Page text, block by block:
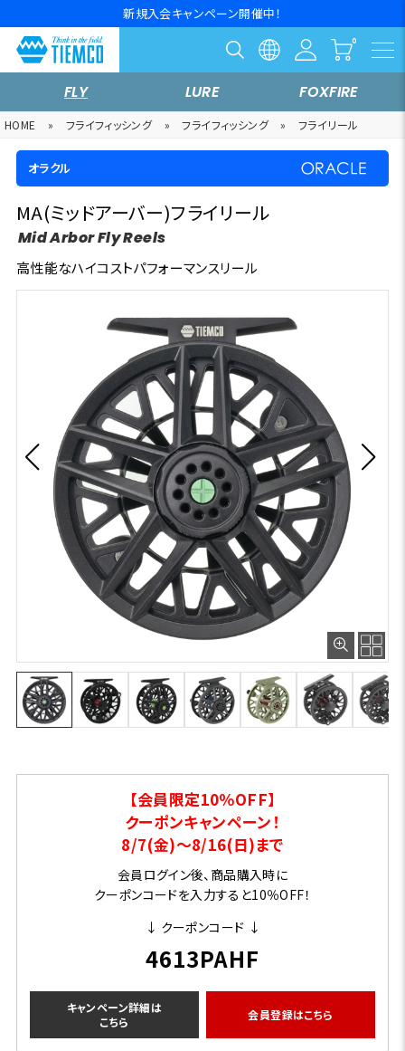
新規入会キャンペーン開催中！
FLY LURE FOXFIRE
HOME » フライフィッシング » フライフィッシング » フライリール
オラクル
MA(ミッドアーバー)フライリール
Mid Arbor Fly Reels
高性能なハイコストパフォーマンスリール
【会員限定10％OFF】
クーポンキャンペーン！
8/7(金)～8/16(日)まで
会員ログイン後、商品購入時に
クーポンコードを入力すると10％OFF！
↓ クーポンコード ↓
4613PAHF
キャンペーン詳細は
こちら
会員登録はこちら